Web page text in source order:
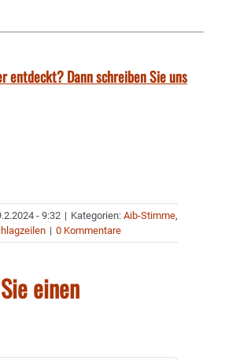
entdeckt? Dann schreiben Sie uns
- 9:32 | Kategorien: Aib-Stimme,
| 0 Kommentare
einen